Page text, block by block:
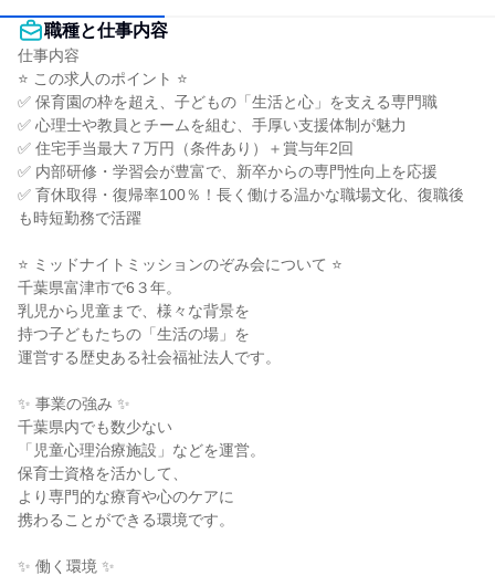
職種と仕事内容
仕事内容
⭐ この求人のポイント ⭐
✅ 保育園の枠を超え、子どもの「生活と心」を支える専門職
✅ 心理士や教員とチームを組む、手厚い支援体制が魅力
✅ 住宅手当最大７万円（条件あり）＋賞与年2回
✅ 内部研修・学習会が豊富で、新卒からの専門性向上を応援
✅ 育休取得・復帰率100％！長く働ける温かな職場文化、復職後
も時短勤務で活躍
⭐ ミッドナイトミッションのぞみ会について ⭐
千葉県富津市で6３年。
乳児から児童まで、様々な背景を
持つ子どもたちの「生活の場」を
運営する歴史ある社会福祉法人です。
✨ 事業の強み ✨
千葉県内でも数少ない
「児童心理治療施設」などを運営。
保育士資格を活かして、
より専門的な療育や心のケアに
携わることができる環境です。
✨ 働く環境 ✨